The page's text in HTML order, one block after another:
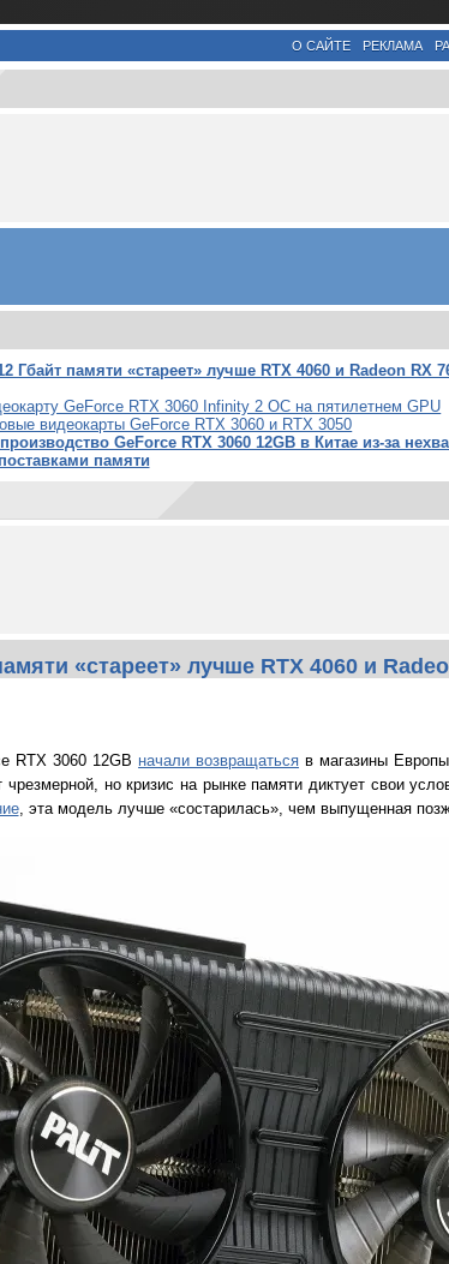
О САЙТЕ РЕКЛАМА
Гбайт памяти «стареет» лучше RTX 4060 и Radeon RX
GeForce RTX 3060 Infinity 2 OC на пятилетнем GPU
видеокарты GeForce RTX 3060 и RTX 3050
GeForce RTX 3060 12GB в Китае из-за
памяти
«стареет» лучше RTX 4060 и
RTX 3060 12GB начали возвращаться в магазины
но кризис на рынке памяти диктует свои
, эта модель лучше «состарилась», чем выпущенная